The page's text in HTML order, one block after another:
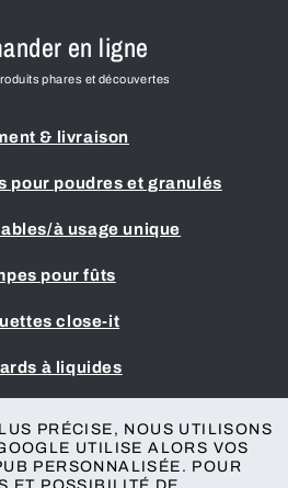
en ligne
phares et découvertes
& livraison
pour poudres et granulés
à usage unique
pour fûts
close-it
à liquides
générales
des données
PRÉCISE, NOUS UTILISONS
UTILISE ALORS VOS
PERSONNALISÉE. POUR